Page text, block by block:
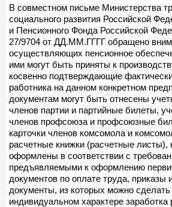
В совместном письме Министерства
социального развития Российской
и Пенсионного Фонда Российской
27/9704 от ДД.ММ.ГГГГ обращено
осуществляющих пенсионное
ими могут быть приняты к
косвенно подтверждающие
работника на данном конкретном
документам могут быть отнесены
членов партии и партийные билеты,
членов профсоюза и профсоюзные
карточки членов комсомола и
расчетные книжки (расчетные листы),
оформлены в соответствии с
предъявляемыми к оформлению
документов по оплате труда, приказы
документы, из которых можно
индивидуальном характере заработка